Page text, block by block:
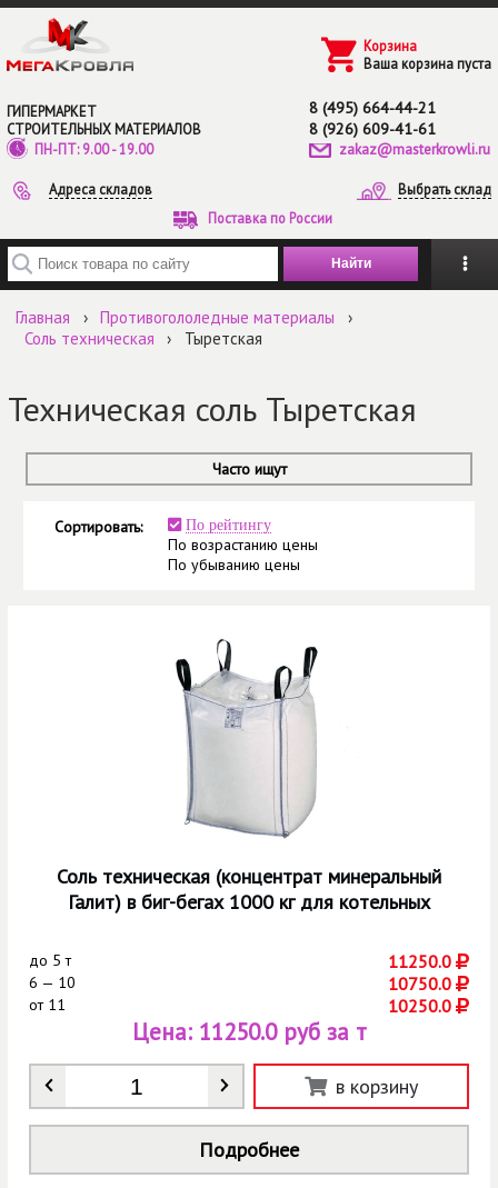
Перейти к основному содержанию
ГИПЕРМАРКЕТ
СТРОИТЕЛЬНЫХ МАТЕРИАЛОВ
ПН-ПТ: 9.00 - 19.00
8 (495) 664-44-21
8 (926) 609-41-61
zakaz@masterkrowli.ru
Адреса складов
Выбрать склад
Поставка по России
Корзина
Ваша корзина пуста
Введите ключевые слова для поиска
Главная › Противогололедные материалы
›
Соль техническая
› Тыретская
Техническая соль Тыретская
Часто ищут
Сортировать: По рейтингу
По возрастанию цены
По убыванию цены
Соль техническая (концентрат минеральный
Галит) в биг-бегах 1000 кг для котельных
до 5 т 11250.0
6 — 10 10750.0
от11 10250.0
Количество
Цена: 11250.0 руб за т
в корзину
Подробнее